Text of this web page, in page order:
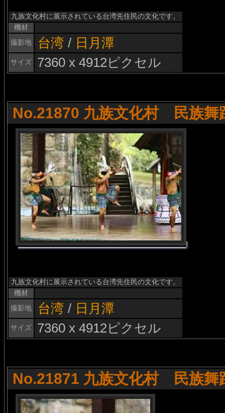
九族文化村に展示されている台湾先住民の文化です。
機材
撮影地
台湾 / 日月潭
サイズ 7360 x 4912ピクセル
No.21870 九族文化村 民族舞
九族文化村に展示されている台湾先住民の文化です。
機材
撮影地
台湾 / 日月潭
サイズ 7360 x 4912ピクセル
No.21871 九族文化村 民族舞